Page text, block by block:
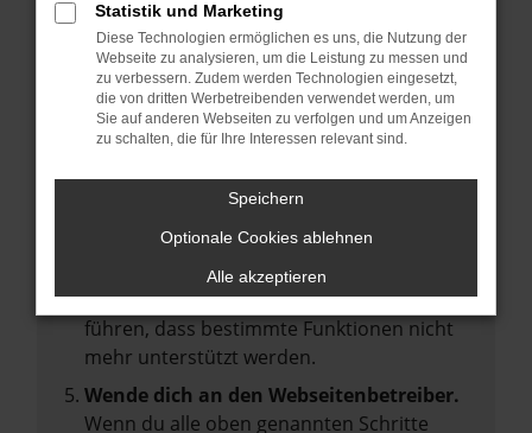
anderen Browser oder in einem privaten
Fenster?
Starte dein Gerät neu.
Das kann manchmal helfen,
vorübergehende Probleme zu beheben.
Stelle sicher, dass dein Browser und dein
Betriebssystem auf dem neuesten Stand
Veraltete Software birgt nicht nur ein
Sicherheitsrisiko, sondern kann auch dazu
führen, dass bestimmte Funktionen nicht
mehr unterstützt werden.
Wende dich an den Webseitenbetreiber.
Wenn du alle oben genannten Schritte
Statistik und Marketing
Diese Technologien ermöglichen es uns, die Nutzung der
Webseite zu analysieren, um die Leistung zu messen und
zu verbessern. Zudem werden Technologien eingesetzt,
die von dritten Werbetreibenden verwendet werden, um
Sie auf anderen Webseiten zu verfolgen und um Anzeigen
zu schalten, die für Ihre Interessen relevant sind.
Speichern
Optionale Cookies ablehnen
Alle akzeptieren